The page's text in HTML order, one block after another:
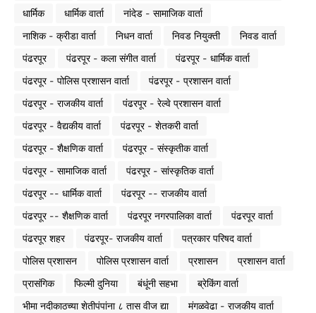
धार्मिक
धार्मिक वार्ता
नांदेड - सामाजिक वार्ता
नाशिक - क्रीडा वार्ता
निधन वार्ता निवड नियुक्ती
निवड वार्ता
पंढरपूर
पंढरपूर - कला संगीत वार्ता
पंढरपूर - धार्मिक वार्ता
पंढरपूर - पोलिस प्रशासन वार्ता
पंढरपूर - प्रशासन वार्ता
पंढरपूर - राजकीय वार्ता
पंढरपूर - रेल्वे प्रशासन वार्ता
पंढरपूर - वैद्यकीय वार्ता
पंढरपूर - शेतकरी वार्ता
पंढरपूर - शैक्षणिक वार्ता
पंढरपूर - संस्कृतीक वार्ता
पंढरपूर - सामाजिक वार्ता
पंढरपूर - सांस्कृतिक वार्ता
पंढरपूर -- धार्मिक वार्ता
पंढरपूर -- राजकीय वार्ता
पंढरपूर -- शैक्षणिक वार्ता
पंढरपूर नगरपालिका वार्ता
पंढरपूर वार्ता
पंढरपूर शहर
पंढरपूर- राजकीय वार्ता
पत्रकार परिषद वार्ता
पोलिस प्रशासन
पोलिस प्रशासन वार्ता प्रशासन
प्रशासन वार्ता
प्रासंगिक
फिल्मी दुनिया बंधूंनी सहभा
ब्रेकिंग वार्ता
भीमा नदीकाठच्या शेतीपंपांना ८ तास वीज द्या
मंगळवेढा - राजकीय वार्ता